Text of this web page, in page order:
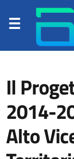
Il
2014-
Alto